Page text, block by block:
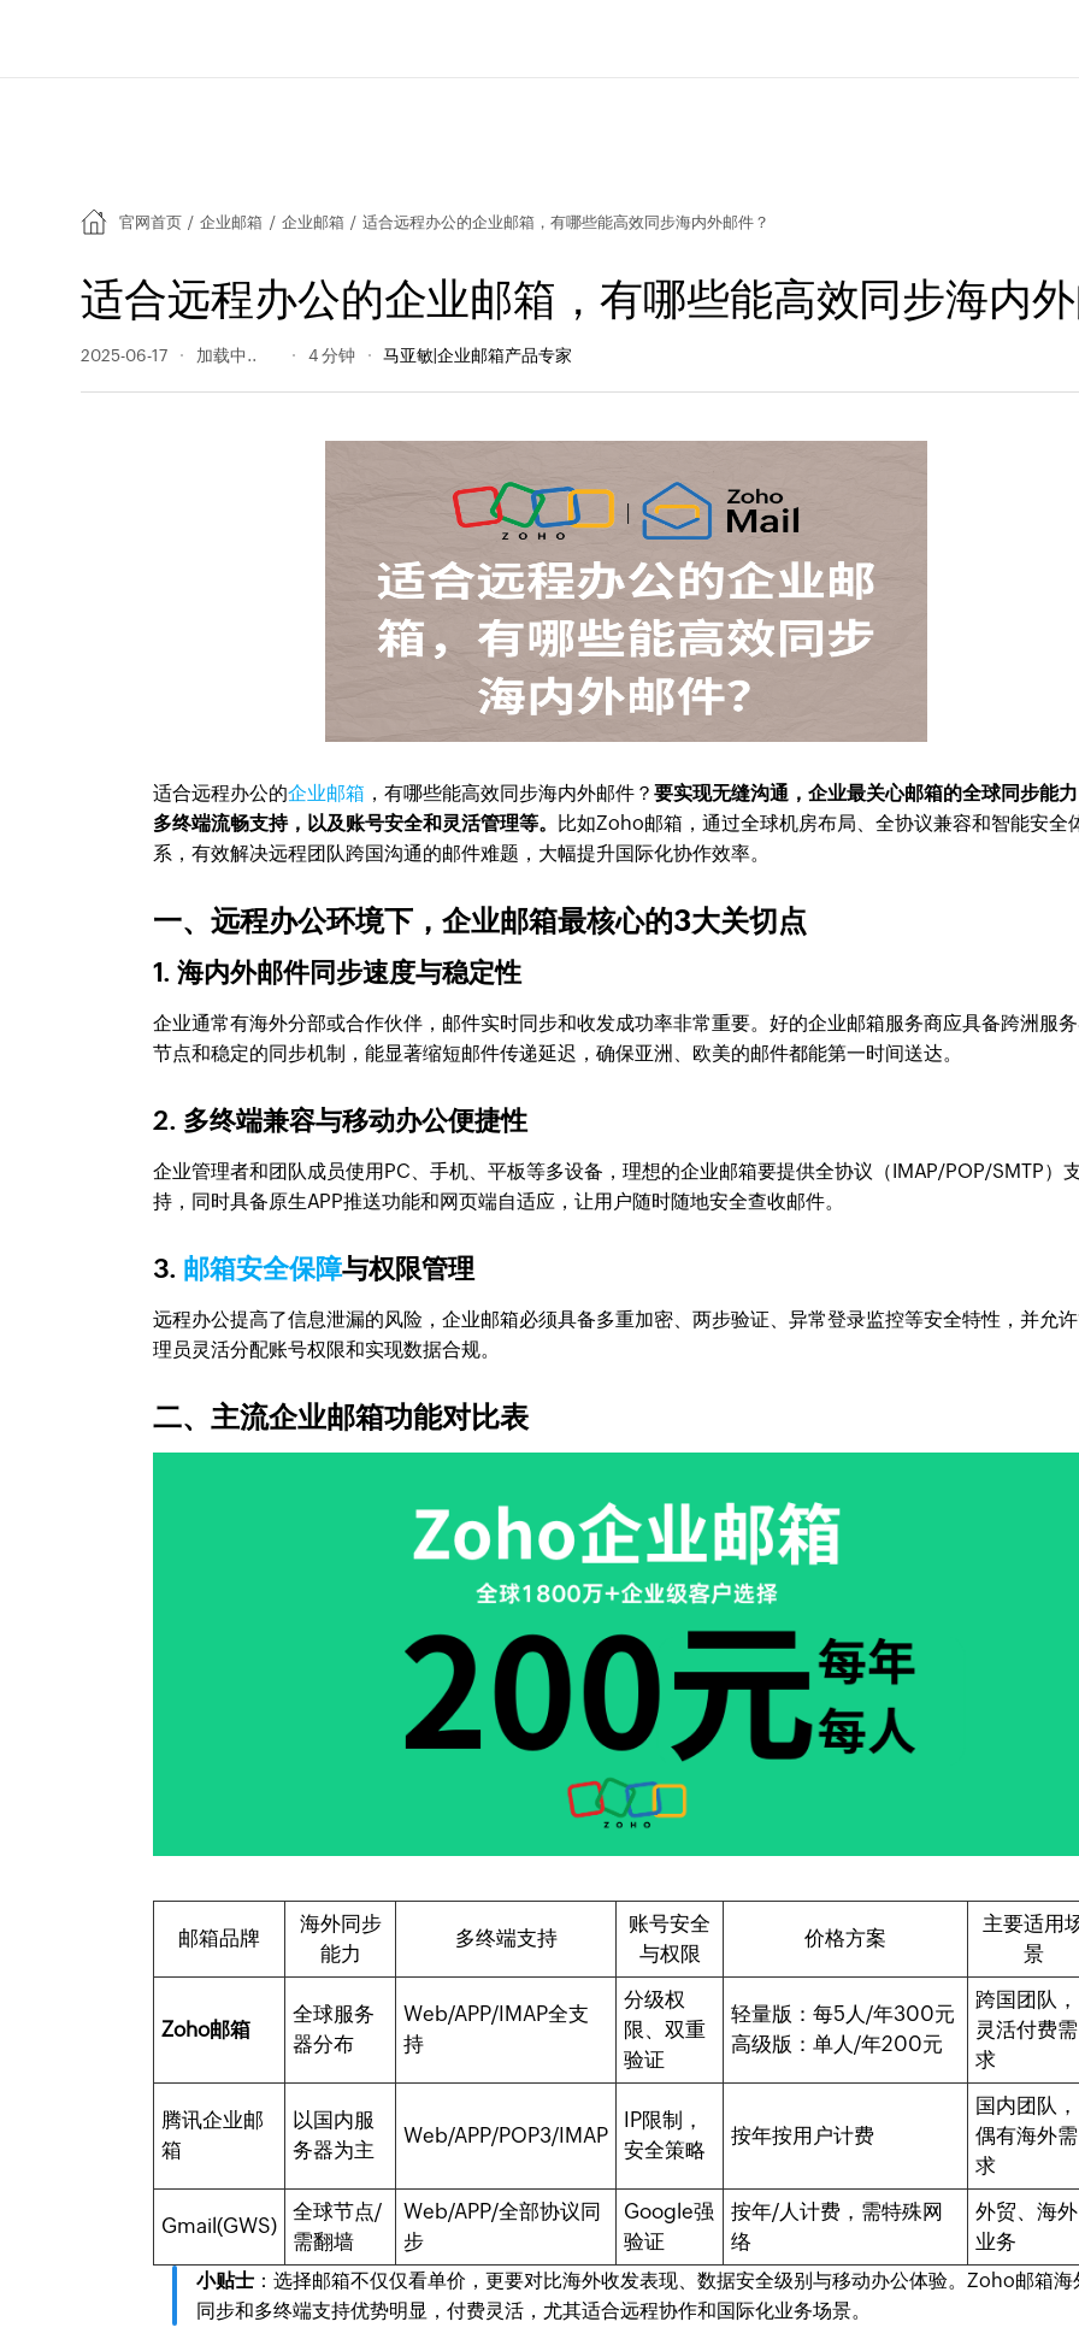
官网首页 / 企业邮箱 / 企业邮箱 / 适合远程办公的企业邮箱，有哪些能高效同步海内外邮件？
适合远程办公的企业邮箱，有哪些能高效同步海内
2025-06-17 328 阅读量 4 分钟 马亚敏|企业邮箱产品专家
适合远程办公的企业邮箱 ，有哪些能高效同步海内外邮件？要实现无缝沟通，企业最关心邮箱的全球同步能
多终端流畅支持，以及账号安全和灵活管理等。 比如Zoho邮箱，通过全球机房布局、全协议兼容和智能安全
系，有效解决远程团队跨国沟通的邮件难题，大幅提升国际化协作效率。
一、远程办公环境下，企业邮箱最核心的3大关切点
1. 海内外邮件同步速度与稳定性
企业通常有海外分部或合作伙伴，邮件实时同步和收发成功率非常重要。好的企业邮箱服务商应具备跨洲服
节点和稳定的同步机制，能显著缩短邮件传递延迟，确保亚洲、欧美的邮件都能第一时间送达。
2. 多终端兼容与移动办公便捷性
企业管理者和团队成员使用PC、手机、平板等多设备，理想的企业邮箱要提供全协议（IMAP/POP/SMTP）
持，同时具备原生APP推送功能和网页端自适应，让用户随时随地安全查收邮件。
3. 邮箱安全保障与权限管理
远程办公提高了信息泄漏的风险，企业邮箱必须具备多重加密、两步验证、异常登录监控等安全特性，并允
理员灵活分配账号权限和实现数据合规。
二、主流企业邮箱功能对比表
邮箱品牌
海外同步
能力
多终端支持
账号安全
与权限
价格方案
主要适用
景
Zoho邮箱
全球服务
器分布
Web/APP/IMAP全支
持
分级权
限、双重
验证
轻量版：每5人/年300元
高级版：单人/年200元
跨国团队，
灵活付费需
求
腾讯企业邮
箱
以国内服
务器为主
Web/APP/POP3/IMAP
IP限制，
安全策略
按年按用户计费
国内团队，
偶有海外需
求
Gmail(GWS)
全球节点/
需翻墙
Web/APP/全部协议同
步
Google强
验证
按年/人计费，需特殊网
络
外贸、海外
业务
小贴士 ：选择邮箱不仅仅看单价，更要对比海外收发表现、数据安全级别与移动办公体验。Zoho邮箱海
同步和多终端支持优势明显，付费灵活，尤其适合远程协作和国际化业务场景。